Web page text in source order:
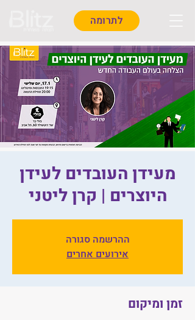
לתרומה
מעידן העובדים לעידן
היוצרים | קרן ליטני
ההרשמה סגורה
אירועים אחרים
זמן ומיקום